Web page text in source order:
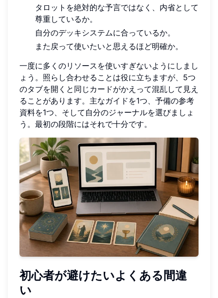
タロットを絶対的な予言ではなく、内省として
尊重しているか。
自分のデッキシステムに合っているか。
また戻って使いたいと思えるほど明確か。
一度に多くのリソースを使いすぎないようにしまし
ょう。照らし合わせることは役に立ちますが、5つ
のタブを開くと同じカードがかえって混乱して見え
ることがあります。主なガイドを1つ、予備の参考
資料を1つ、そして自分のジャーナルを選びましょ
う。最初の段階にはそれで十分です。
初心者が避けたいよくある間違
い